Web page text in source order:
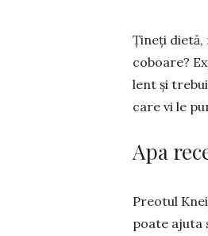
Țineți dietă,
co­boare?
lent și
care vi le
Apa
Preotul
poate ajuta